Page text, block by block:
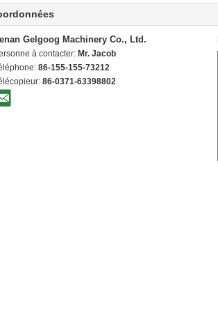
Gelgoog Machinery Co., Ltd.
à contacter: Mr. Jacob
86-155-155-73212
86-0371-63398802